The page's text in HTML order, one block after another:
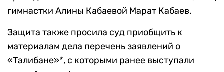
гимнастки Алины Кабаевой Марат Кабаев.
Защита также просила суд приобщить к
материалам дела перечень заявлений о
«Талибане»*, с которыми ранее выступали